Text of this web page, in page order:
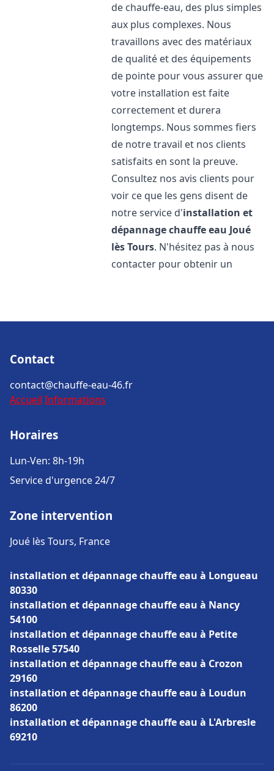
de chauffe-eau, des plus simples
aux plus complexes. Nous
travaillons avec des matériaux
de qualité et des équipements
de pointe pour vous assurer que
votre installation est faite
correctement et durera
longtemps. Nous sommes fiers
de notre travail et nos clients
satisfaits en sont la preuve.
Consultez nos avis clients pour
voir ce que les gens disent de
notre service d'installation et
dépannage chauffe eau Joué
lès Tours. N'hésitez pas à nous
contacter pour obtenir un
Contact
contact@chauffe-eau-46.fr
Accueil Informations
Horaires
Lun-Ven: 8h-19h
Service d'urgence 24/7
Zone intervention
Joué lès Tours, France
installation et dépannage chauffe eau à Longueau
80330
installation et dépannage chauffe eau à Nancy
54100
installation et dépannage chauffe eau à Petite
Rosselle 57540
installation et dépannage chauffe eau à Crozon
29160
installation et dépannage chauffe eau à Loudun
86200
installation et dépannage chauffe eau à L'Arbresle
69210